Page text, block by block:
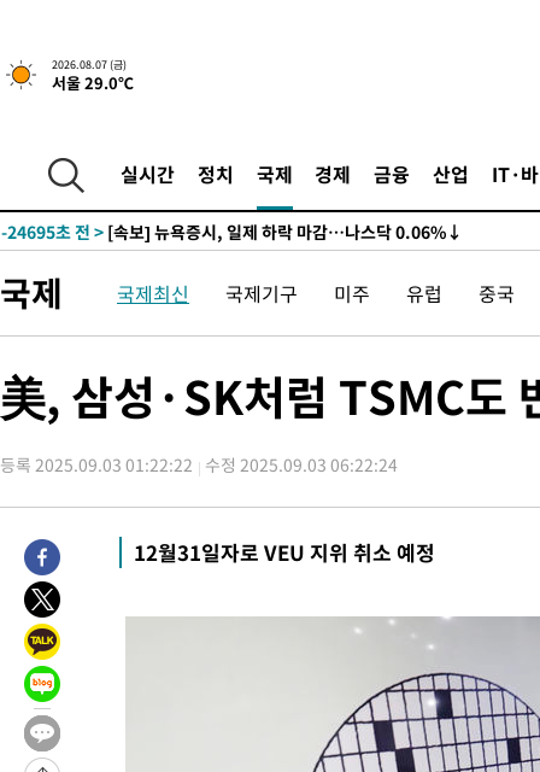
2026.08.07 (금)
서울 29.0℃
실시간 정치 국제 경제 금융 산업 IT·
-24695초 전 >[속보] 뉴욕증시, 일제 하락 마감…나스닥 0.06%↓
례 큰 폭발음
-28844초 전 >
[속보]美, 폴리실리콘 수입 규제…파생제품 15% 관세, 120일
-26995초 전 >
-24695초 전 > [속보] 뉴욕증시, 일제 하락 마감…나스닥 0.06%↓
례 큰 폭발음
-28844초 전 >
[속보]美, 폴리실리콘 수입 규제…파생제품 15% 관세, 120일
-26995초 전 >[속보]트럼프, 美 원정출산 금지 행정명령 서명
국제 국제최신 국제기구 미주 유럽 중국
美, 삼성·SK처럼 TSMC도
등록 2025.09.03 01:22:22 수정 2025.09.03 06:22:24
12월31일자로 VEU 지위 취소 예정